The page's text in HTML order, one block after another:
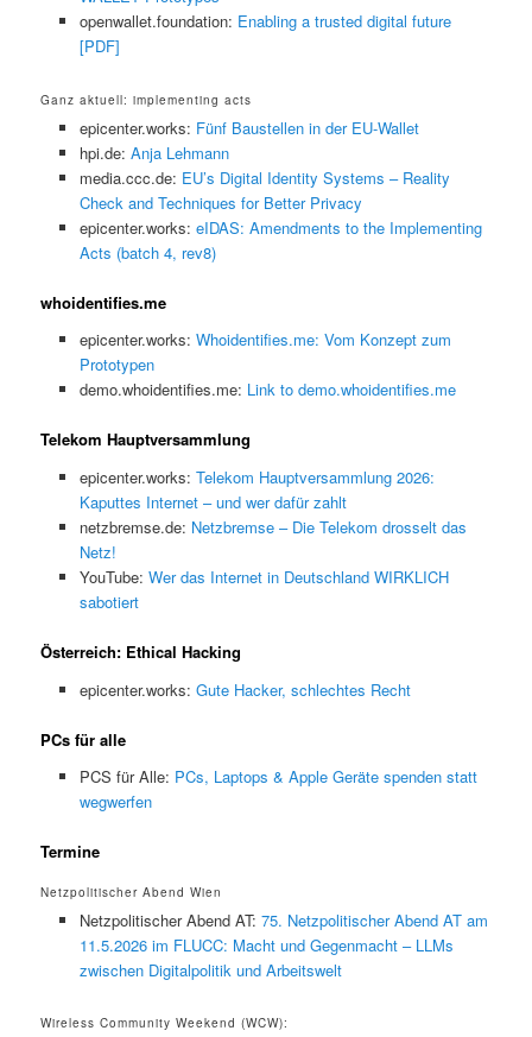
openwallet.foundation: Enabling a trusted digital future
[PDF]
Ganz aktuell: implementing acts
epicenter.works: Fünf Baustellen in der EU-Wallet
hpi.de: Anja Lehmann
media.ccc.de: EU’s Digital Identity Systems – Reality
Check and Techniques for Better Privacy
epicenter.works: eIDAS: Amendments to the Implementing
Acts (batch 4, rev8)
whoidentifies.me
epicenter.works: Whoidentifies.me: Vom Konzept zum
Prototypen
demo.whoidentifies.me: Link to demo.whoidentifies.me
Telekom Hauptversammlung
epicenter.works: Telekom Hauptversammlung 2026:
Kaputtes Internet – und wer dafür zahlt
netzbremse.de: Netzbremse – Die Telekom drosselt das
Netz!
YouTube: Wer das Internet in Deutschland WIRKLICH
sabotiert
Österreich: Ethical Hacking
epicenter.works: Gute Hacker, schlechtes Recht
PCs für alle
PCS für Alle: PCs, Laptops & Apple Geräte spenden statt
wegwerfen
Termine
Netzpolitischer Abend Wien
Netzpolitischer Abend AT: 75. Netzpolitischer Abend AT am
11.5.2026 im FLUCC: Macht und Gegenmacht – LLMs
zwischen Digitalpolitik und Arbeitswelt
Wireless Community Weekend (WCW):